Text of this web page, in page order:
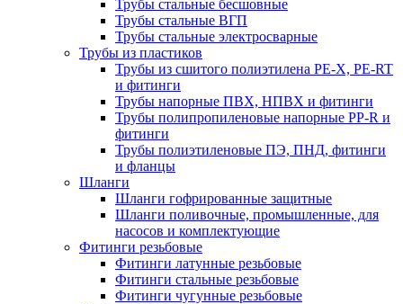
Трубы стальные бесшовные
Трубы стальные ВГП
Трубы стальные электросварные
Трубы из пластиков
Трубы из сшитого полиэтилена PE-X, PE-RT
и фитинги
Трубы напорные ПВХ, НПВХ и фитинги
Трубы полипропиленовые напорные PP-R и
фитинги
Трубы полиэтиленовые ПЭ, ПНД, фитинги
и фланцы
Шланги
Шланги гофрированные защитные
Шланги поливочные, промышленные, для
насосов и комплектующие
Фитинги резьбовые
Фитинги латунные резьбовые
Фитинги стальные резьбовые
Фитинги чугунные резьбовые